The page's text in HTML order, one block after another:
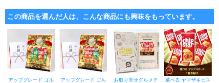
この商品を選んだ人は、こんな商品にも興味をもっています。
アップグレード ゴル
アップグレード ゴル
お取り寄せグルメチ
選べる ヤマザキビス